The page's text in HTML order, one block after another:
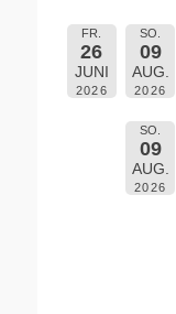
FR.
26
JUNI
2026
SO.
09
AUG.
2026
SO.
09
AUG.
2026